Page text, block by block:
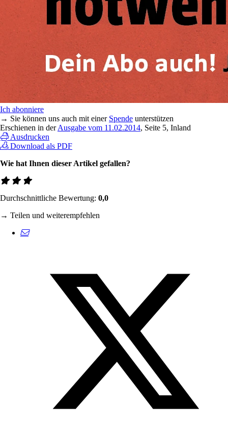
Ich abonniere
→ Sie können uns auch mit einer Spende unterstützen
Erschienen in derAusgabe vom 11.02.2014, Seite 5, Inland
Ausdrucken
Download als PDF
Wie hat Ihnen dieser Artikel gefallen?
Durchschnittliche Bewertung: 0,0
→ Teilen und weiterempfehlen